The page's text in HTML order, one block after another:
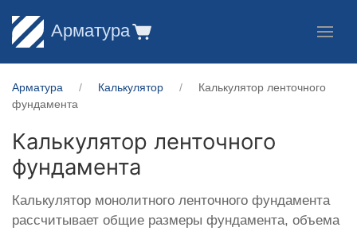
Арматура
Арматура Калькулятор
Калькулятор ленточного
фундамента
Калькулятор ленточного
фундамента
Калькулятор монолитного ленточного фундамента
рассчитывает общие размеры фундамента, объема